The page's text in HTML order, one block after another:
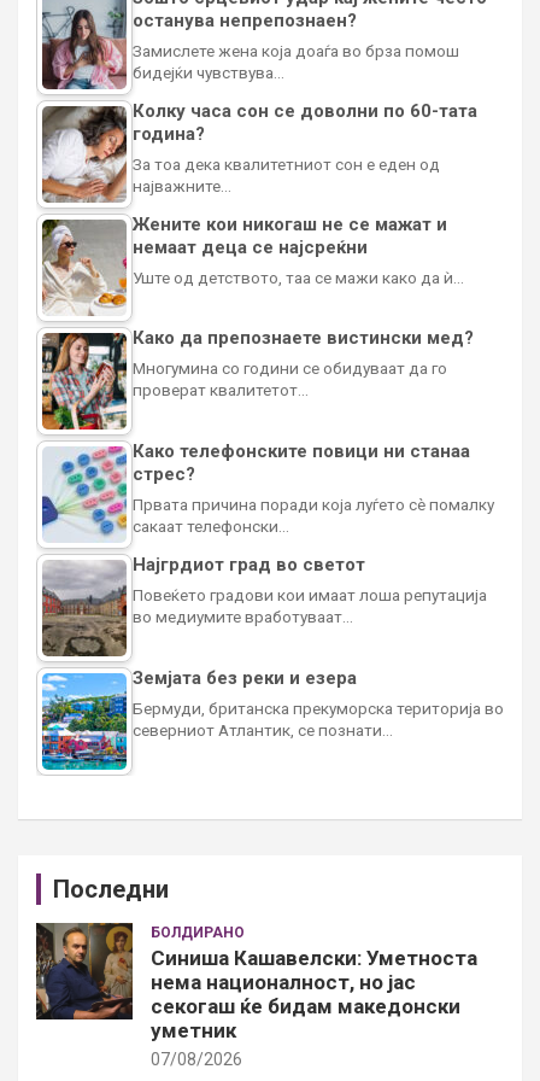
останува непрепознаен?
Замислете жена која доаѓа во брза помош
бидејќи чувствува…
Колку часа сон се доволни по 60-тата
година?
За тоа дека квалитетниот сон е еден од
најважните…
Жените кои никогаш не се мажат и
немаат деца се најсреќни
Уште од детството, таа се мажи како да ѝ…
Како да препознаете вистински мед?
Многумина со години се обидуваат да го
проверат квалитетот…
Како телефонските повици ни станаа
стрес?
Првата причина поради која луѓето сè помалку
сакаат телефонски…
Најгрдиот град во светот
Повеќето градови кои имаат лоша репутација
во медиумите вработуваат…
Земјата без реки и езера
Бермуди, британска прекуморска територија во
северниот Атлантик, се познати…
Последни
БОЛДИРАНО
Синиша Кашавелски: Уметноста
нема националност, но јас
секогаш ќе бидам македонски
уметник
07/08/2026